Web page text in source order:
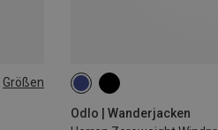
Größen
Odlo | Wanderjacken
S M